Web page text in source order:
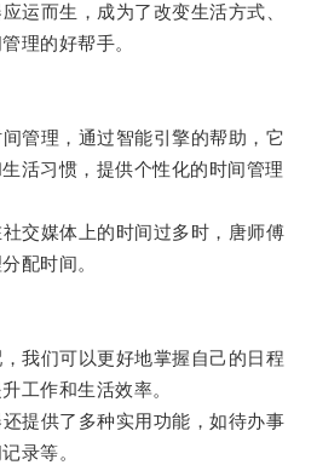
而生，成为了改变生活方式、
理的好帮手。
理，通过智能引擎的帮助，它
活习惯，提供个性化的时间管理
媒体上的时间过多时，唐师傅
配时间。
们可以更好地掌握自己的日程
工作和生活效率。
供了多种实用功能，如待办事
录等。